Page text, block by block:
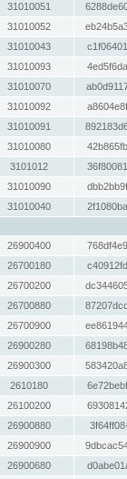
31010051
31010052
31010043
31010093
31010070
31010092
31010091
31010080
3101012
31010090
31010040
26900400
26700180
26700200
26700880
26700900
26900280
26900300
2610180
26100200
26900880
26900900
26900680